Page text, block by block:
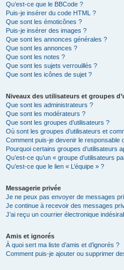
Qu’est-ce que le BBCode ?
Puis-je insérer du code HTML ?
Que sont les émoticônes ?
Puis-je insérer des images ?
Que sont les annonces générales ?
Que sont les annonces ?
Que sont les notes ?
Que sont les sujets verrouillés ?
Que sont les icônes de sujet ?
Niveaux des utilisateurs et groupes
Que sont les administrateurs ?
Que sont les modérateurs ?
Que sont les groupes d’utilisateurs ?
Où sont les groupes d’utilisateurs et
Comment puis-je devenir le responsable
Pourquoi certains groupes d’utilisateurs
Qu’est-ce qu’un « groupe d’utilisateurs
Qu’est-ce que le lien « L’équipe » ?
Messagerie privée
Je ne peux pas envoyer de messages
Je continue à recevoir des messages
J’ai reçu un courrier électronique
Amis et ignorés
À quoi sert ma liste d’amis et d’ignorés ?
Comment puis-je ajouter ou supprimer